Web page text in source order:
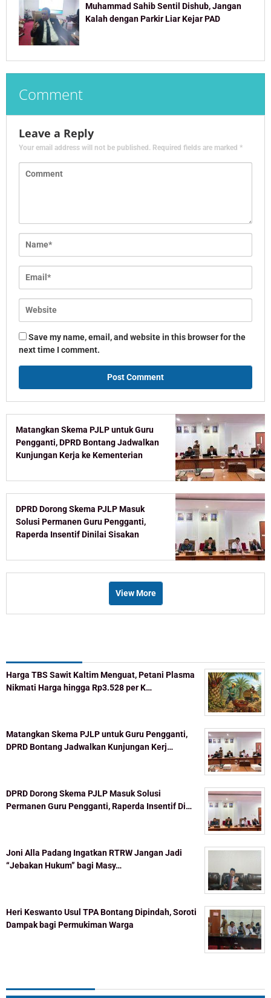
Muhammad Sahib Sentil Dishub, Jangan
Kalah dengan Parkir Liar Kejar PAD
Comment
Leave a Reply
Your email address will not be published. Required fields are marked *
Save my name, email, and website in this browser for the
next time I comment.
Matangkan Skema PJLP untuk Guru
Pengganti, DPRD Bontang Jadwalkan
Kunjungan Kerja ke Kementerian
DPRD Dorong Skema PJLP Masuk
Solusi Permanen Guru Pengganti,
Raperda Insentif Dinilai Sisakan
View More
Harga TBS Sawit Kaltim Menguat, Petani Plasma
Nikmati Harga hingga Rp3.528 per K…
Matangkan Skema PJLP untuk Guru Pengganti,
DPRD Bontang Jadwalkan Kunjungan Kerj…
DPRD Dorong Skema PJLP Masuk Solusi
Permanen Guru Pengganti, Raperda Insentif Di…
Joni Alla Padang Ingatkan RTRW Jangan Jadi
“Jebakan Hukum” bagi Masy…
Heri Keswanto Usul TPA Bontang Dipindah, Soroti
Dampak bagi Permukiman Warga